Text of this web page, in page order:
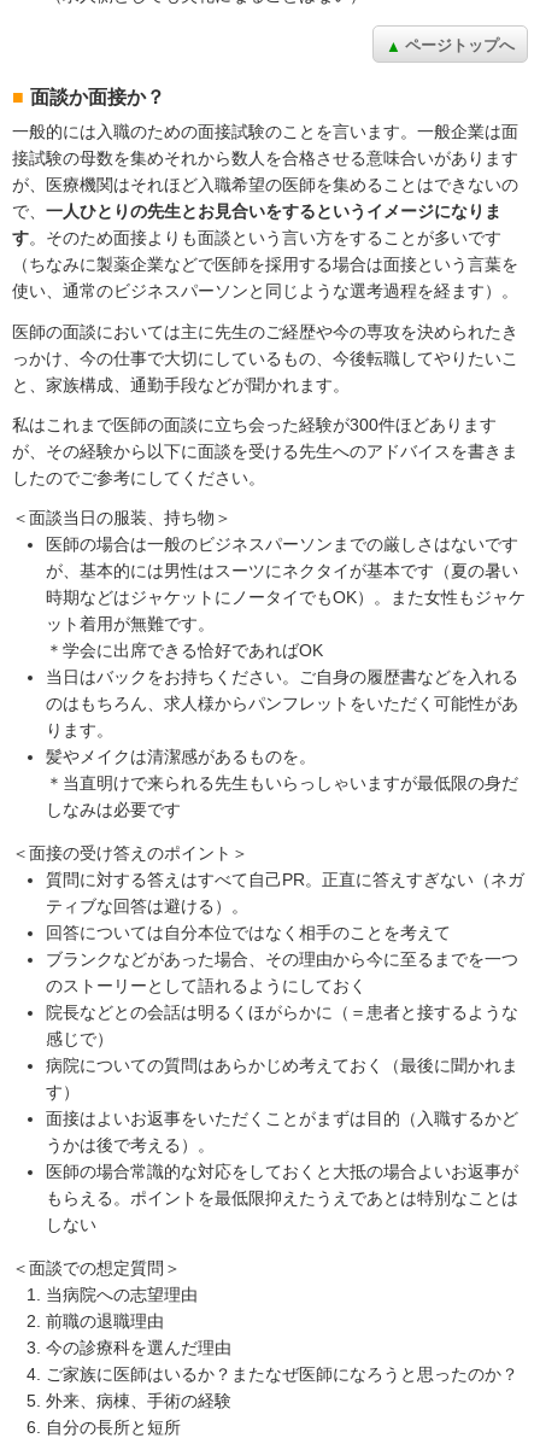
ページトップへ
面談か面接か？
一般的には入職のための面接試験のことを言います。一般企業は面
接試験の母数を集めそれから数人を合格させる意味合いがあります
が、医療機関はそれほど入職希望の医師を集めることはできないの
で、 一人ひとりの先生とお見合いをするというイメージになりま
す。そのため面接よりも面談という言い方をすることが多いです
（ちなみに製薬企業などで医師を採用する場合は面接という言葉を
使い、通常のビジネスパーソンと同じような選考過程を経ます）。
医師の面談においては主に先生のご経歴や今の専攻を決められたき
っかけ、今の仕事で大切にしているもの、今後転職してやりたいこ
と、家族構成、通勤手段などが聞かれます。
私はこれまで医師の面談に立ち会った経験が300件ほどあります
が、その経験から以下に面談を受ける先生へのアドバイスを書きま
したのでご参考にしてください。
＜面談当日の服装、持ち物＞
医師の場合は一般のビジネスパーソンまでの厳しさはないです
が、基本的には男性はスーツにネクタイが基本です（夏の暑い
時期などはジャケットにノータイでもOK）。また女性もジャケ
ット着用が無難です。
＊学会に出席できる恰好であればOK
当日はバックをお持ちください。ご自身の履歴書などを入れる
のはもちろん、求人様からパンフレットをいただく可能性があ
ります。
髪やメイクは清潔感があるものを。
＊当直明けで来られる先生もいらっしゃいますが最低限の身だ
しなみは必要です
＜面接の受け答えのポイント＞
質問に対する答えはすべて自己PR。正直に答えすぎない（ネガ
ティブな回答は避ける）。
回答については自分本位ではなく相手のことを考えて
ブランクなどがあった場合、その理由から今に至るまでを一つ
のストーリーとして語れるようにしておく
院長などとの会話は明るくほがらかに（＝患者と接するような
感じで）
病院についての質問はあらかじめ考えておく（最後に聞かれま
す）
面接はよいお返事をいただくことがまずは目的（入職するかど
うかは後で考える）。
医師の場合常識的な対応をしておくと大抵の場合よいお返事が
もらえる。ポイントを最低限抑えたうえであとは特別なことは
しない
＜面談での想定質問＞
当病院への志望理由
前職の退職理由
今の診療科を選んだ理由
ご家族に医師はいるか？またなぜ医師になろうと思ったのか？
外来、病棟、手術の経験
自分の長所と短所